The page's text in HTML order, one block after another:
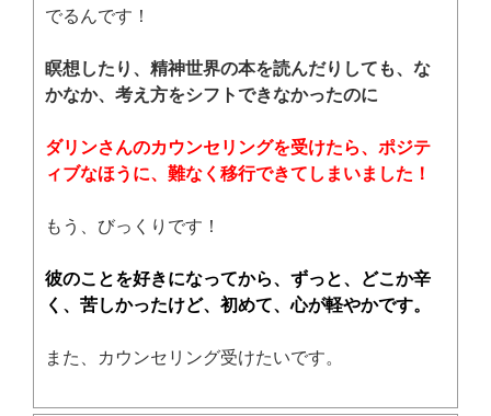
でるんです！
瞑想したり、精神世界の本を読んだりしても、な
かなか、考え方をシフトできなかったのに
ダリンさんのカウンセリングを受けたら、ポジテ
ィブなほうに、難なく移行できてしまいました！
もう、びっくりです！
彼のことを好きになってから、ずっと、どこか辛
く、苦しかったけど、初めて、心が軽やかです。
また、カウンセリング受けたいです。